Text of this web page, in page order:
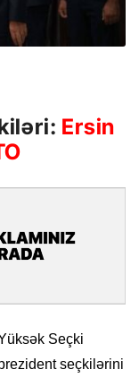
Ersin
Seçki
seçkilərini